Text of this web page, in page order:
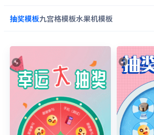
抽奖模板九宫格模板水果机模板